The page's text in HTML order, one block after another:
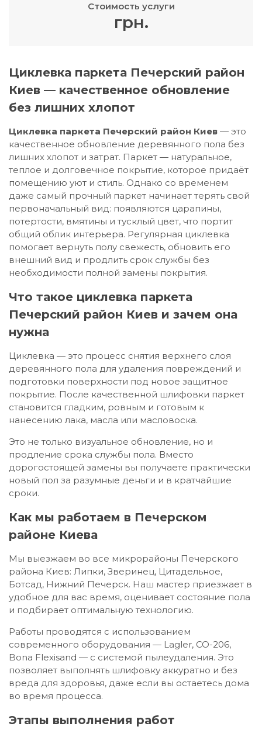
Стоимость услуги
грн.
Циклевка паркета Печерский район
Киев — качественное обновление
без лишних хлопот
Циклевка паркета Печерский район Киев — это
качественное обновление деревянного пола без
лишних хлопот и затрат. Паркет — натуральное,
теплое и долговечное покрытие, которое придаёт
помещению уют и стиль. Однако со временем
даже самый прочный паркет начинает терять свой
первоначальный вид: появляются царапины,
потертости, вмятины и тусклый цвет, что портит
общий облик интерьера. Регулярная циклевка
помогает вернуть полу свежесть, обновить его
внешний вид и продлить срок службы без
необходимости полной замены покрытия.
Что такое циклевка паркета
Печерский район Киев и зачем она
нужна
Циклевка — это процесс снятия верхнего слоя
деревянного пола для удаления повреждений и
подготовки поверхности под новое защитное
покрытие. После качественной шлифовки паркет
становится гладким, ровным и готовым к
нанесению лака, масла или масловоска.
Это не только визуальное обновление, но и
продление срока службы пола. Вместо
дорогостоящей замены вы получаете практически
новый пол за разумные деньги и в кратчайшие
сроки.
Как мы работаем в Печерском
районе Киева
Мы выезжаем во все микрорайоны Печерского
района Киев: Липки, Зверинец, Цитадельное,
Ботсад, Нижний Печерск. Наш мастер приезжает в
удобное для вас время, оценивает состояние пола
и подбирает оптимальную технологию.
Работы проводятся с использованием
современного оборудования — Lagler, СО-206,
Bona Flexisand — с системой пылеудаления. Это
позволяет выполнять шлифовку аккуратно и без
вреда для здоровья, даже если вы остаетесь дома
во время процесса.
Этапы выполнения работ